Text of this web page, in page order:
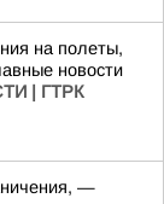
на полеты,
новости
| ГТРК
—